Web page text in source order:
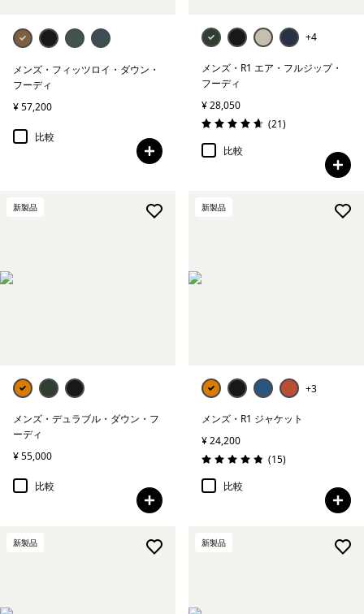
メンズ・フィッツロイ・ダウン・
フーディ
¥ 57,200
比較
+4
メンズ・R1 エア・フルジップ・
フーディ
¥ 28,050
評価: 4.7 / 5
(21レビュー
)
比較
新製品
メンズ・デュラブル・ダウン・フ
ーディ
¥ 55,000
比較
新製品
+3
メンズ・R1 ジャケット
¥ 24,200
評価: 4.9 / 5
(15レビュー
)
比較
新製品 新製品